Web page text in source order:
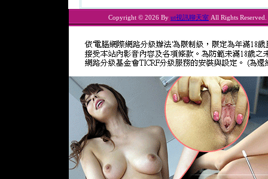
Copyright © 2026 By ut視訊聊天室 All Rights Reserved.